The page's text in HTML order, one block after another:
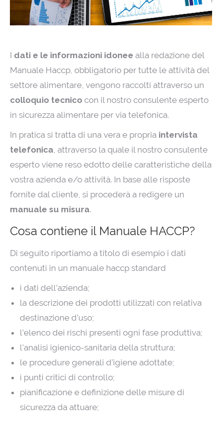
I dati e le informazioni idonee alla redazione del
Manuale Haccp, obbligatorio per tutte le attività del
settore alimentare, vengono raccolti attraverso un
colloquio tecnico con il nostro consulente esperto
in sicurezza alimentare per via telefonica.
In pratica si tratta di una vera e propria intervista
telefonica, attraverso la quale il nostro consulente
esperto viene reso edotto delle caratteristiche della
vostra azienda e/o attività. In base alle risposte
fornite dal cliente, si procederà a redigere un
manuale su misura.
Cosa contiene il Manuale HACCP?
Di seguito riportiamo a titolo di esempio i dati
contenuti in un manuale haccp standard
i dati dell’azienda;
la descrizione dei prodotti utilizzati con relativa
destinazione d’uso;
l’elenco dei rischi presenti ogni fase produttiva;
l’analisi igienico-sanitaria della struttura;
le procedure generali d’igiene adottate;
i punti critici di controllo;
pianificazione e definizione delle misure di
sicurezza da attuare;